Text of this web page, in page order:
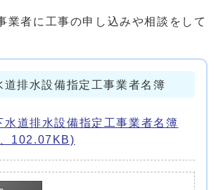
者に工事の申し込みや相談をして
道排水設備指定工事業者名簿
水道排水設備指定工事業者名簿
102.07KB)